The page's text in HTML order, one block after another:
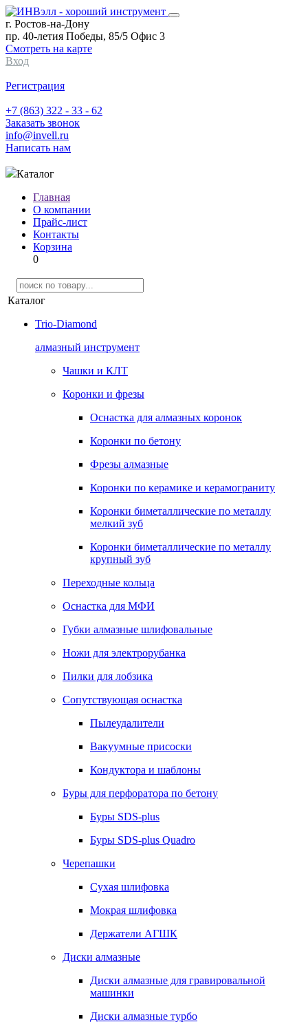
г. Ростов-на-Дону
пр. 40-летия Победы, 85/5 Офис 3
Смотреть на карте
Вход
Регистрация
+7 (863) 322 - 33 - 62
Заказать звонок
info@invell.ru
Написать нам
Каталог
Главная
О компании
Прайс-лист
Контакты
Корзина
0
Каталог
Trio-Diamond
алмазный инструмент
Чашки и КЛТ
Коронки и фрезы
Оснастка для алмазных коронок
Коронки по бетону
Фрезы алмазные
Коронки по керамике и керамограниту
Коронки биметаллические по металлу
мелкий зуб
Коронки биметаллические по металлу
крупный зуб
Переходные кольца
Оснастка для МФИ
Губки алмазные шлифовальные
Ножи для электрорубанка
Пилки для лобзика
Сопутствующая оснастка
Пылеудалители
Вакуумные присоски
Кондуктора и шаблоны
Буры для перфоратора по бетону
Буры SDS-plus
Буры SDS-plus Quadro
Черепашки
Сухая шлифовка
Мокрая шлифовка
Держатели АГШК
Диски алмазные
Диски алмазные для гравировальной
машинки
Диски алмазные турбо